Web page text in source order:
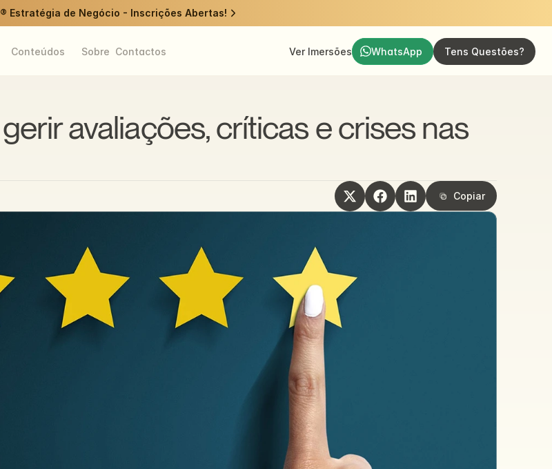
Conteúdos Sobre Contactos Ver Imersões WhatsApp Tens Questões?
avaliações, críticas e crises nas
Copiar
Copiar
Estratégia de Negócio - Inscrições Abertas!